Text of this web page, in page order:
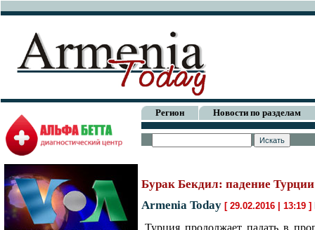
Регион Новости по разделам
Бурак Бекдил: падение Турции
Armenia Today [ 29.02.2016 | 13:19 ]
Турция продолжает падать в